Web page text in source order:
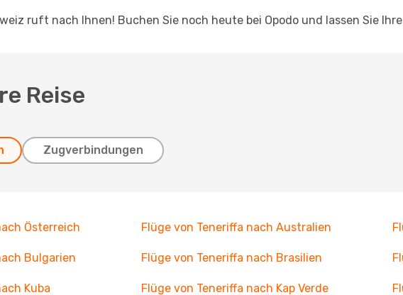
ruft nach Ihnen! Buchen Sie noch heute bei Opodo und lassen Sie
Reise
Zugverbindungen
Österreich Flüge von Teneriffa nach Australien
Bulgarien Flüge von Teneriffa nach Brasilien
Kuba Flüge von Teneriffa nach Kap Verde